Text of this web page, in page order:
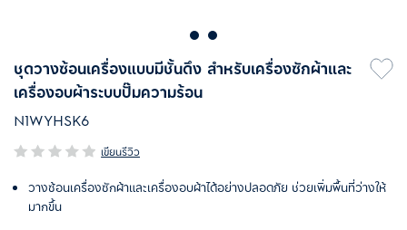
ชุดวางซ้อนเครื่องแบบมีชั้นดึง สำหรับเครื่องซักผ้าและ
เครื่องอบผ้าระบบปั๊มความร้อน
N1WYHSK6
เขียนรีวิว
วางซ้อนเครื่องซักผ้าและเครื่องอบผ้าได้อย่างปลอดภัย ช่วยเพิ่มพื้นที่ว่างให้
มากขึ้น